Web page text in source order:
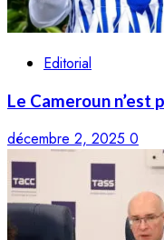
Editorial
Le Cameroun n’est
décembre 2, 2025 0